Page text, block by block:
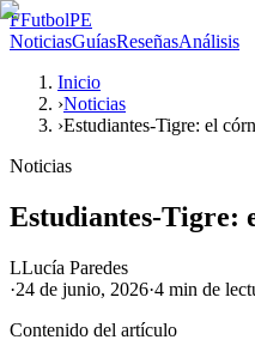
FFutbolPE
NoticiasGuíasReseñasAnálisis
Inicio
›Noticias
›Estudiantes-Tigre: el
Noticias
Estudiantes-Tigre:
LLucía Paredes
·24 de junio, 2026·4 min de
Contenido del artículo